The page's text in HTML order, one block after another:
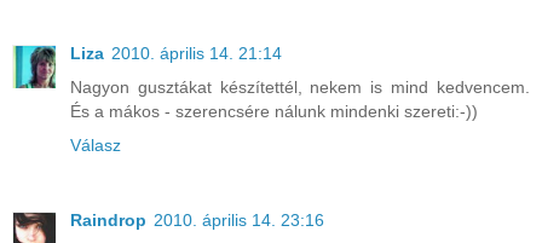
Liza 2010. április 14. 21:14
Nagyon gusztákat készítettél, nekem is mind kedvencem.
És a mákos - szerencsére nálunk mindenki szereti:-))
Válasz
Raindrop 2010. április 14. 23:16